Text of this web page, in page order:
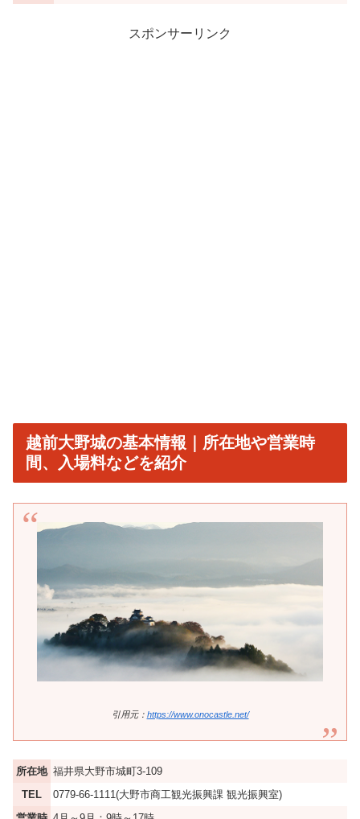
スポンサーリンク
越前大野城の基本情報｜所在地や営業時
間、入場料などを紹介
引用元： https://www.onocastle.net/
所在地 福井県大野市城町3-109
TEL
0779-66-1111(大野市商工観光振興課 観光振興室)